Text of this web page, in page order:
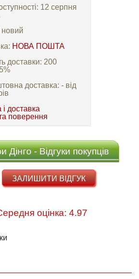
12 серпня
НОВА ПОШТА
доставки: 200
доставка: - від
доставка
поверення
- Відгуки покупців
ЗАЛИШИТИ ВІДГУК
31 Середня оцінка: 4.97